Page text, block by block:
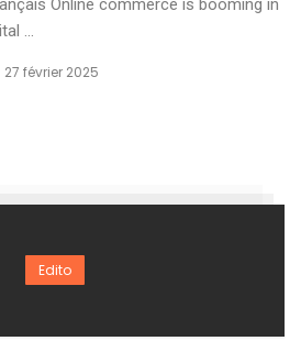
...
27 février 2025
Edito